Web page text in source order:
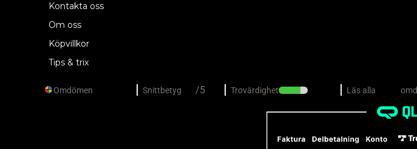
Kontakta oss
Om oss
Köpvillkor
Tips & trix